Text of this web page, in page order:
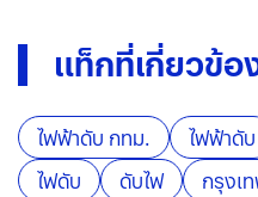
แท็กที่เกี่ยวข้อ
ไฟฟ้าดับ กทม. ไฟฟ้าดับ
ไฟดับ
ดับไฟ กรุงเ